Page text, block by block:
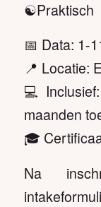
☯️Praktisch
📅 Data: 1-
📍 Locatie:
💻
maanden
🎓
Na